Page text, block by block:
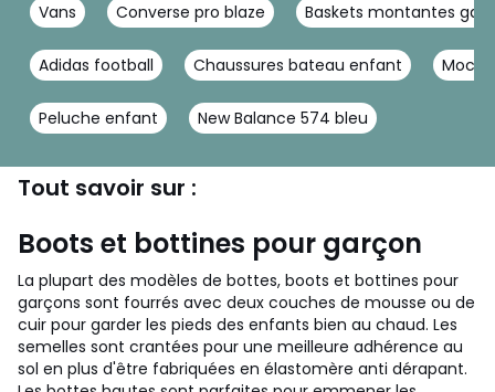
Vans Converse pro blaze Baskets montantes
Adidas football Chaussures bateau enfant
Peluche enfant New Balance 574 bleu
Tout savoir sur :
Boots et bottines pour garçon
La plupart des modèles de bottes, boots et bottines pour
garçons sont fourrés avec deux couches de mousse ou de
cuir pour garder les pieds des enfants bien au chaud. Les
semelles sont crantées pour une meilleure adhérence au
sol en plus d'être fabriquées en élastomère anti dérapant.